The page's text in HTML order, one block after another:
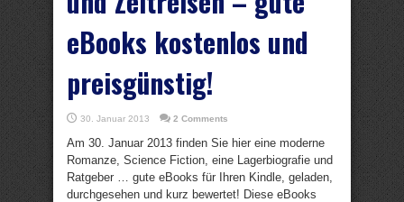
eBooks kostenlos und
preisgünstig!
30. Januar 2013 2 Comments
Am 30. Januar 2013 finden Sie hier eine moderne
Romanze, Science Fiction, eine Lagerbiografie und
Ratgeber … gute eBooks für Ihren Kindle, geladen,
durchgesehen und kurz bewertet! Diese eBooks